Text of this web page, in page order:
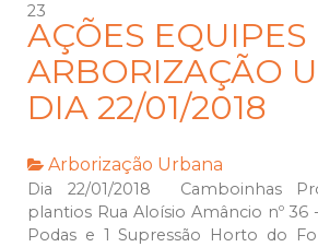
23
AÇÕES EQUIPES
ARBORIZAÇÃO
DIA 22/01/2018
Arborização Urbana
Dia 22/01/2018 Camboinhas
plantios Rua Aloísio Amâncio nº 36
Podas e 1 Supressão Horto do